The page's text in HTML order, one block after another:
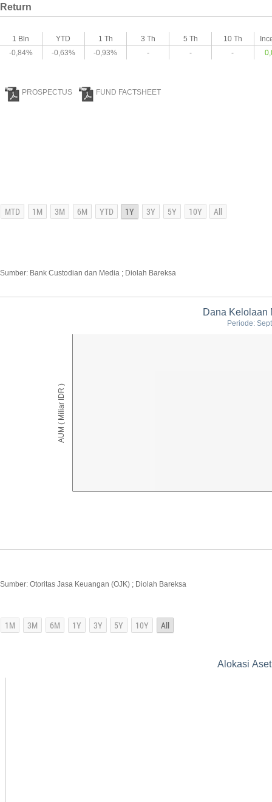
Return
1 Bln YTD 1 Th 3 Th 5 Th 10 Th
-0,84%
-0,63% -0,93% - - -
PROSPECTUS FUND FACTSHEET
Sumber: Bank Custodian dan Media ; Diolah Bareksa
AUM ( Miliar IDR )
Dana Kelolaan
Periode:
Sumber: Otoritas Jasa Keuangan (OJK) ; Diolah Bareksa
Alokasi